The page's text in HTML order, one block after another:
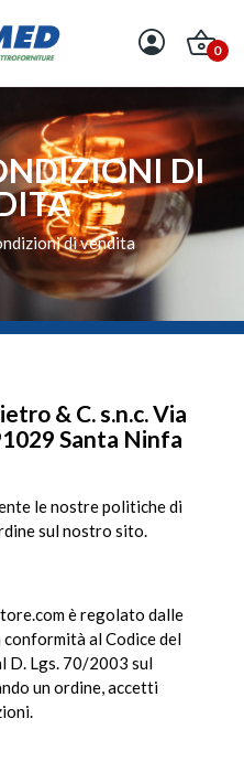
0
DI
di vendita
& C. s.n.c. Via
Santa Ninfa
le nostre politiche di
sul nostro sito.
è regolato dalle
al Codice del
D. Lgs. 70/2003 sul
un ordine, accetti